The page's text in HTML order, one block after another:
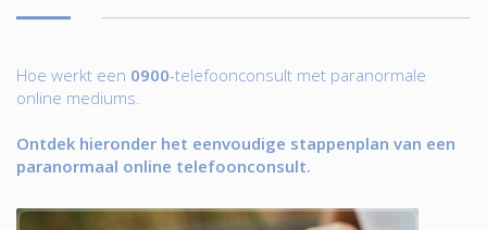
Hoe werkt een 0900-telefoonconsult met paranormale
online mediums.
Ontdek hieronder het eenvoudige stappenplan van een
paranormaal online telefoonconsult.